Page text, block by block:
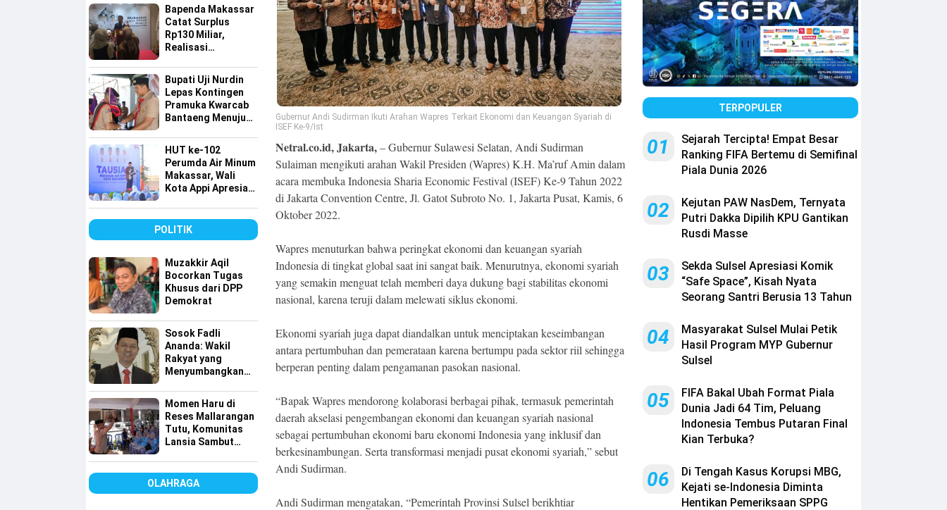
Bapenda Makassar
Catat Surplus
Rp130 Miliar,
Realisasi
Bupati Uji Nurdin
Lepas Kontingen
Pramuka Kwarcab
Bantaeng Menuju
HUT ke-102
Perumda Air Minum
Makassar, Wali
Kota Appi Apresiasi
Pelayanan Air
Bersih
POLITIK
Muzakkir Aqil
Bocorkan Tugas
Khusus dari DPP
Demokrat
Sosok Fadli
Ananda: Wakil
Rakyat yang
Menyumbangkan
Kurang Mampu
Momen Haru di
Reses Mallarangan
Tutu, Komunitas
Lansia Sambut
OLAHRAGA
Gubernur Andi Sudirman Ikuti Arahan Wapres Terkait Ekonomi dan Keuangan Syariah di
ISEF Ke-9/Ist
Netral.co.id, Jakarta,– Gubernur Sulawesi Selatan, Andi Sudirman
Sulaiman mengikuti arahan Wakil Presiden (Wapres) K.H. Ma’ruf Amin dalam
acara membuka Indonesia Sharia Economic Festival (ISEF) Ke-9 Tahun 2022
di Jakarta Convention Centre, Jl. Gatot Subroto No. 1, Jakarta Pusat, Kamis, 6
Oktober 2022.
Wapres menuturkan bahwa peringkat ekonomi dan keuangan syariah
Indonesia di tingkat global saat ini sangat baik. Menurutnya, ekonomi syariah
yang semakin menguat telah memberi daya dukung bagi stabilitas ekonomi
nasional, karena teruji dalam melewati siklus ekonomi.
Ekonomi syariah juga dapat diandalkan untuk menciptakan keseimbangan
antara pertumbuhan dan pemerataan karena bertumpu pada sektor riil sehingga
berperan penting dalam pengamanan pasokan nasional.
“Bapak Wapres mendorong kolaborasi berbagai pihak, termasuk pemerintah
daerah akselasi pengembangan ekonomi dan keuangan syariah nasional
sebagai pertumbuhan ekonomi baru ekonomi Indonesia yang inklusif dan
berkesinambungan. Serta transformasi menjadi pusat ekonomi syariah,” sebut
Andi Sudirman.
Andi Sudirman mengatakan, “Pemerintah Provinsi Sulsel berikhtiar
TERPOPULER
01
Sejarah Tercipta! Empat Besar
Ranking FIFA Bertemu di Semifinal
Piala Dunia 2026
02
Kejutan PAW NasDem, Ternyata
Putri Dakka Dipilih KPU Gantikan
Rusdi Masse
03
Sekda Sulsel Apresiasi Komik
“Safe Space”, Kisah Nyata
Seorang Santri Berusia 13 Tahun
04
Masyarakat Sulsel Mulai Petik
Hasil Program MYP Gubernur
Sulsel
05
FIFA Bakal Ubah Format Piala
Dunia Jadi 64 Tim, Peluang
Indonesia Tembus Putaran Final
Kian Terbuka?
06
Di Tengah Kasus Korupsi MBG,
Kejati se-Indonesia Diminta
Hentikan Pemeriksaan SPPG